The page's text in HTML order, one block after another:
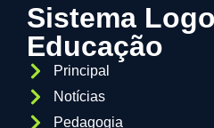
Sistema
Educação
Principal
Notícias
Pedagogia